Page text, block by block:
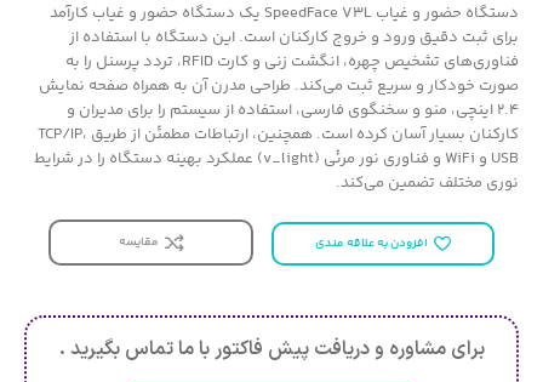
دستگاه حضور و غیاب SpeedFace V3L یک دستگاه حضور و غیاب کارآمد
برای ثبت دقیق ورود و خروج کارکنان است. این دستگاه با استفاده از
فناوری‌های تشخیص چهره، انگشت زنی و کارت RFID، تردد پرسنل را به
صورت خودکار و سریع ثبت می‌کند. طراحی مدرن آن به همراه صفحه نمایش
2.4 اینچی، منو و سخنگوی فارسی، استفاده از سیستم را برای مدیران و
کارکنان بسیار آسان کرده است. همچنین، ارتباطات مطمئن از طریق TCP/IP،
USB و WiFi و فناوری نور مرئی (v_light) عملکرد بهینه دستگاه را در شرایط
نوری مختلف تضمین می‌کند.
افزودن به علاقه مندی مقایسه
برای مشاوره و دریافت پیش فاکتور با ما تماس بگیرید .